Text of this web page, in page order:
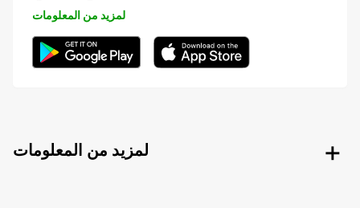
لمزيد من المعلومات
لمزيد من المعلومات